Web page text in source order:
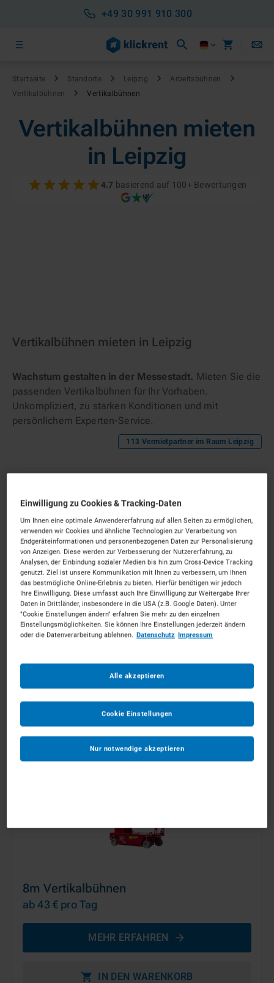
+49 30 991 910 300
Startseite Standorte Leipzig
Arbeitsbühnen
Vertikalbühnen
Vertikalbühnen
Vertikalbühnen mieten
in Leipzig
4.7 basierend auf 100+ Bewertungen
Vertikalbühnen mieten in Leipzig
Wachstum gestalten in der Messestadt. Mieten Sie die
passenden Vertikalbühnen für Ihr Vorhaben.
Unkompliziert, zu starken Konditionen und mit
persönlichem Experten-Service.
113 Vermietpartner im Raum Leipzig
bis 6m Vertikalbühnen
ab 38 €pro Tag
8m Vertikalbühnen
ab 43 € pro Tag
MEHR ERFAHREN
IN DEN WARENKORB
Einwilligung zu Cookies & Tracking-Daten
Um Ihnen eine optimale Anwendererfahrung auf allen Seiten zu ermöglichen,
verwenden wir Cookies und ähnliche Technologien zur Verarbeitung von
Endgeräteinformationen und personenbezogenen Daten zur Personalisierung
von Anzeigen. Diese werden zur Verbesserung der Nutzererfahrung, zu
Analysen, der Einbindung sozialer Medien bis hin zum Cross-Device Tracking
genutzt. Ziel ist unsere Kommunikation mit Ihnen zu verbessern, um Ihnen
das bestmögliche Online-Erlebnis zu bieten. Hierfür benötigen wir jedoch
Ihre Einwilligung. Diese umfasst auch Ihre Einwilligung zur Weitergabe Ihrer
Daten in Drittländer, insbesondere in die USA (z.B. Google Daten). Unter
"Cookie Einstellungen ändern" erfahren Sie mehr zu den einzelnen
Einstellungsmöglichkeiten. Sie können Ihre Einstellungen jederzeit ändern
oder die Datenverarbeitung ablehnen. Datenschutz Impressum
Nur notwendige akzeptieren
Alle akzeptieren
Cookie Einstellungen